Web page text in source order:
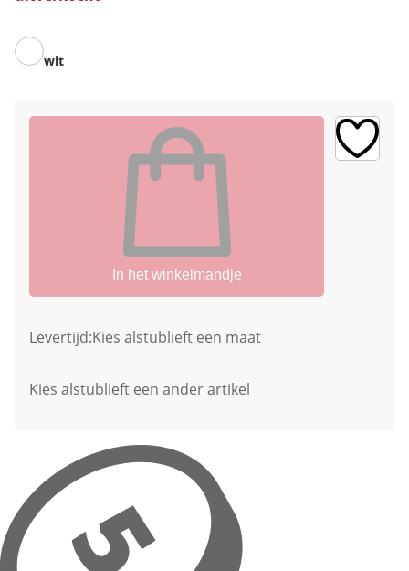
wit
In het winkelmandje
Levertijd:Kies alstublieft een maat
Kies alstublieft een ander artikel